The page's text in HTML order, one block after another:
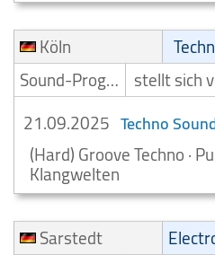
Köln
Sound-Programmierer stellt sich
21.09.2025 Techno
(Hard) Groove Techno ·
Klangwelten
Sarstedt